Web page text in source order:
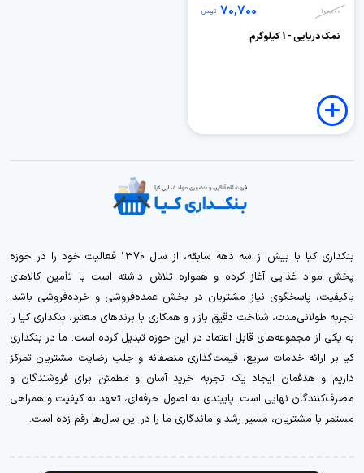
100,000
70,700 تومان
نمک دریایی - 1 کیلوگرم
بنکداری کیا با بیش از سه دهه سابقه، از سال ۱۳۷۰ فعالیت خود را در حوزه
پخش مواد غذایی آغاز کرده و همواره تلاش داشته است با تأمین کالاهای
باکیفیت، پاسخگوی نیاز مشتریان در بخش عمده‌فروشی و خرده‌فروشی باشد.
تجربه طولانی‌مدت، شناخت دقیق بازار و همکاری با برندهای معتبر، بنکداری کیا را
به یکی از مجموعه‌های قابل اعتماد در این حوزه تبدیل کرده است. ما در بنکداری
کیا بر ارائه خدمات سریع، قیمت‌گذاری منصفانه و جلب رضایت مشتریان تمرکز
داریم و هدفمان ایجاد یک تجربه خرید آسان و مطمئن برای فروشندگان و
مصرف‌کنندگان نهایی است. پایبندی به اصول حرفه‌ای، تعهد به کیفیت و همراهی
مستمر با مشتریان، مسیر رشد و ماندگاری ما را در این سال‌ها رقم زده است.